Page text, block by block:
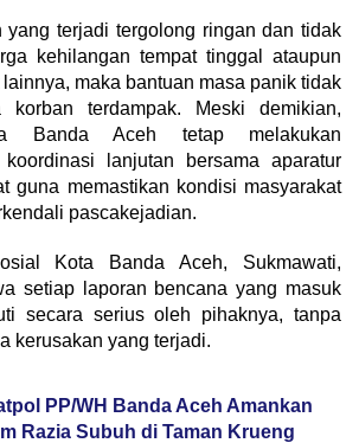
yang terjadi tergolong ringan dan tidak
kehilangan tempat tinggal ataupun
maka bantuan masa panik tidak
korban terdampak. Meski demikian,
Banda Aceh tetap melakukan
lanjutan bersama aparatur
guna memastikan kondisi masyarakat
pascakejadian.
Kota Banda Aceh, Sukmawati,
setiap laporan bencana yang masuk
secara serius oleh pihaknya, tanpa
kerusakan yang terjadi.
PP/WH Banda Aceh Amankan
Razia Subuh di Taman Krueng